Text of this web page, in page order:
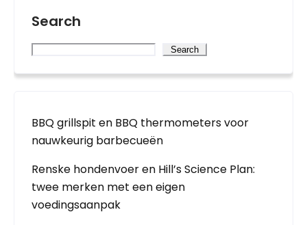
Search
Search
BBQ grillspit en BBQ thermometers voor
nauwkeurig barbecueën
Renske hondenvoer en Hill’s Science Plan:
twee merken met een eigen
voedingsaanpak